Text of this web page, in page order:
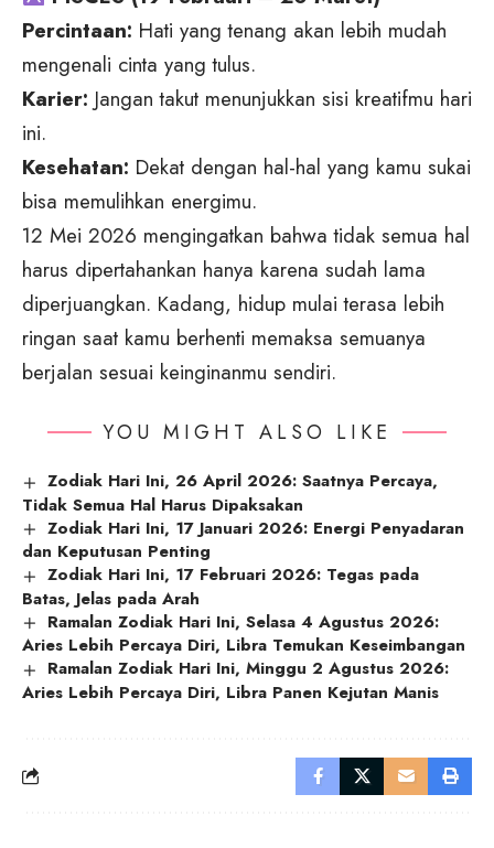
Percintaan: Hati yang tenang akan lebih mudah
mengenali cinta yang tulus.
Karier: Jangan takut menunjukkan sisi kreatifmu hari
ini.
Kesehatan: Dekat dengan hal-hal yang kamu sukai
bisa memulihkan energimu.
12 Mei 2026 mengingatkan bahwa tidak semua hal
harus dipertahankan hanya karena sudah lama
diperjuangkan. Kadang, hidup mulai terasa lebih
ringan saat kamu berhenti memaksa semuanya
berjalan sesuai keinginanmu sendiri.
YOU MIGHT ALSO LIKE
Zodiak Hari Ini, 26 April 2026: Saatnya Percaya,
Tidak Semua Hal Harus Dipaksakan
Zodiak Hari Ini, 17 Januari 2026: Energi Penyadaran
dan Keputusan Penting
Zodiak Hari Ini, 17 Februari 2026: Tegas pada
Batas, Jelas pada Arah
Ramalan Zodiak Hari Ini, Selasa 4 Agustus 2026:
Aries Lebih Percaya Diri, Libra Temukan Keseimbangan
Ramalan Zodiak Hari Ini, Minggu 2 Agustus 2026:
Aries Lebih Percaya Diri, Libra Panen Kejutan Manis